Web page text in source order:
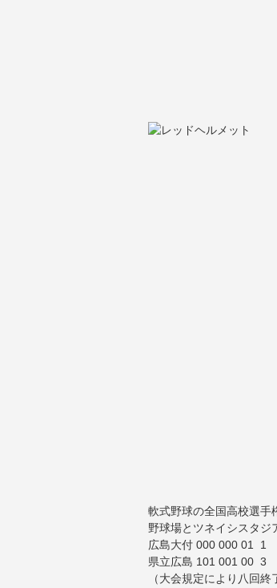
軟式野球の全国高校選手
野球場とツネイシスタジ
広島大付 000 000 01 1
県立広島 101 001 00 3
（大会規定により八回終